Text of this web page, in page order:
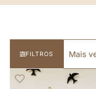
FILTROS